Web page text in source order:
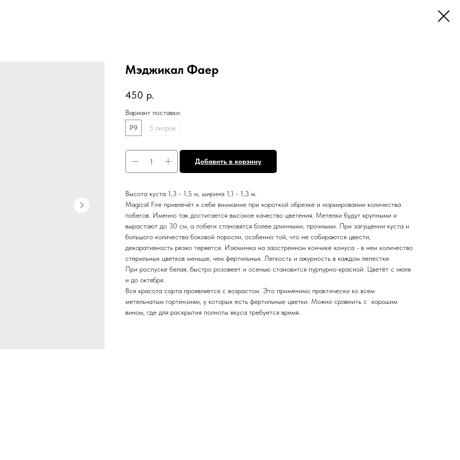
Мэджикал Фаер
450 р.
Вариант поставки:
P9
5 литров
Добавить в корзину
Высота куста 1,3 - 1,5 м, ширина 1,1 - 1,3 м.
Magical Fire привлечёт к себе внимание при короткой обрезке и нормировании количества
побегов. Именно так достигается высокое качество цветения. Метелки будут крупными и
вырастают до 30 см, а побеги становятся более длинными, прочными. При загущении куста и
большого количества боковой поросли, особенно той, что не собираются цвести,
декоративность резко теряется. Изюминка на заостренном кончике конуса - в нем количество
стерильных цветков меньше, чем фертильных. Легкость и ажурность в каждом лепестке
При роспуске белая, быстро розовеет и осенью становится пурпурно-красной. Цветёт с июля
и до октября.
Вся красота сорта проявляется с возрастом. Это применимо практически ко всем
метельчатым гортензиям, у которых есть фертильные цветки. Можно сравнить с хорошим
вином, где для раскрытия полноты вкуса требуется время.